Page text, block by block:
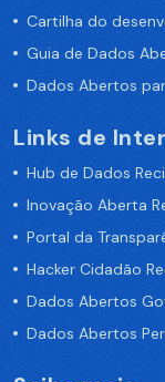
Cartilha do
Guia de Dados
Dados Abertos
Links de
Hub de Dados
Inovação Aberta
Portal da
Hacker Cidadão
Dados Abertos
Dados Abertos